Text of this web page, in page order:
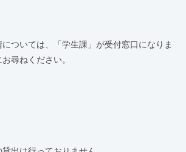
ついては、「学生課」が受付窓口になりま
尋ねください。